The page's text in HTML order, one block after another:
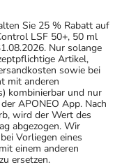
Sie 25 % Rabatt auf
LSF 50+, 50 ml
Nur solange
Artikel,
sowie bei
mit anderen
kombinierbar und nur
APONEO App. Nach
wird der Wert des
abgezogen. Wir
Vorliegen eines
einem anderen
ersetzen.